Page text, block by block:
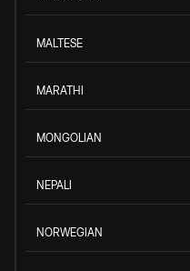
MALTESE
MARATHI
MONGOLIAN
NEPALI
NORWEGIAN